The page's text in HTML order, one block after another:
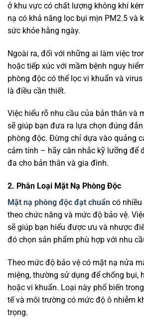
ở khu vực có chất lượng không khí
nạ có khả năng lọc bụi mịn PM2.5 và
sức khỏe hằng ngày.
Ngoài ra, đối với những ai làm việc
hoặc tiếp xúc với mầm bệnh nguy
phòng độc có thể lọc vi khuẩn và
là điều cần thiết.
Việc hiểu rõ nhu cầu của bản thân và
sẽ giúp bạn đưa ra lựa chọn đúng
phòng độc. Đừng chỉ dựa vào quảng
cảm tính – hãy cân nhắc kỹ lưỡng để
đa cho bản thân và gia đình.
2. Phân Loại Mặt Nạ Phòng Độc
Mặt nạ phòng độc đạt chuẩn có
theo chức năng và mức độ bảo vệ.
sẽ giúp bạn hiểu được ưu và nhược
đó chọn sản phẩm phù hợp với nhu
Theo mức độ bảo vệ có mặt nạ nửa
miệng, thường sử dụng để chống bụi,
hoặc vi khuẩn. Loại này phổ biến
tế và môi trường có mức độ ô nhiễm
trọng.